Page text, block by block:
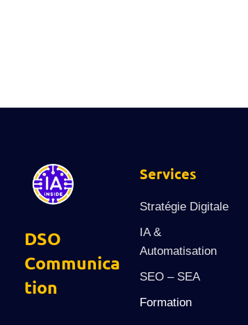
DSO
Communica
tion
Services
Stratégie Digitale
IA &
Automatisation
SEO – SEA
Formation